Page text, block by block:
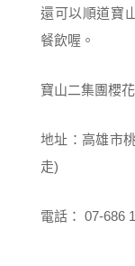
還可以順道寶
餐飲喔。
寶山二集團櫻
地址：高雄市
走)
電話： 07-686